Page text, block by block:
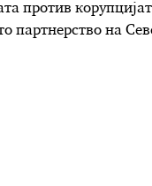
против
партнерство на